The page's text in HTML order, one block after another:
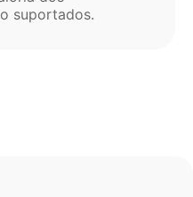
suportados.